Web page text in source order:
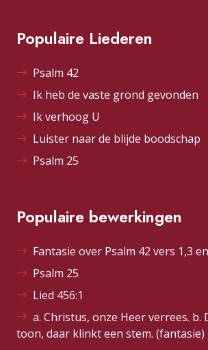
Populaire Liederen
Psalm 42
Ik heb de vaste grond gevonden
Ik verhoog U
Luister naar de blijde boodschap
Psalm 25
Populaire bewerkingen
Fantasie over Psalm 42 vers 1,3
Psalm 25
Lied 456:1
a. Christus, onze Heer verrees. b.
toon, daar klinkt een stem. (fantasie)